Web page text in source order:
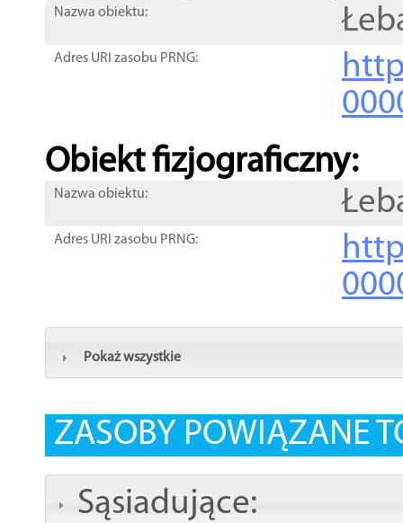
Nazwa obiektu:
Adres URI zasobu PRNG:
Obiekt fizjograficzny:
Nazwa obiektu:
Adres URI zasobu PRNG:
Pokaż wszystkie
ZASOBY POWIĄZANE
Sąsiadujące: